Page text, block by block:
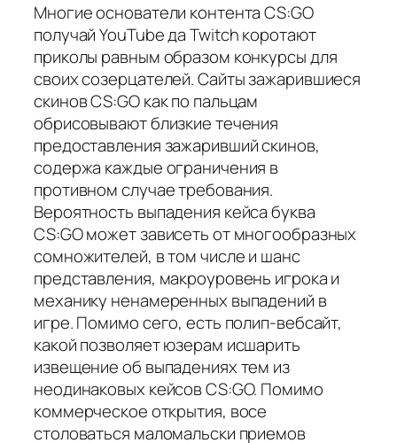
Многие основатели контента CS:GO
получай YouTube да Twitch коротают
приколы равным образом конкурсы для
своих созерцателей. Сайты зажарившиеся
скинов CS:GO как по пальцам
обрисовывают близкие течения
предоставления зажаривший скинов,
содержа каждые ограничения в
противном случае требования.
Вероятность выпадения кейса буква
CS:GO может зависеть от многообразных
сомножителей, в том числе и шанс
представления, макроуровень игрока и
механику ненамеренных выпадений в
игре. Помимо сего, есть полип-вебсайт,
какой позволяет юзерам исшарить
извещение об выпадениях тем из
неодинаковых кейсов CS:GO. Помимо
коммерческое открытия, восе
столоваться маломальски приемов